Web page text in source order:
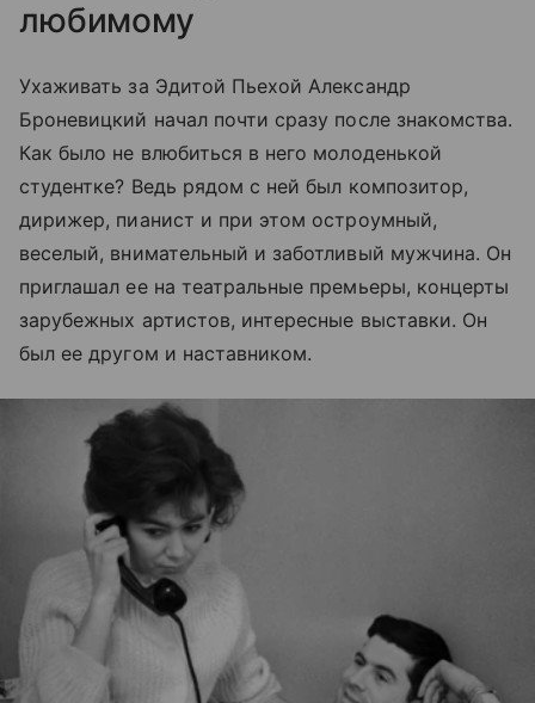
любимому
Ухаживать за Эдитой Пьехой Александр
Броневицкий начал почти сразу после знакомства.
Как было не влюбиться в него молоденькой
студентке? Ведь рядом с ней был композитор,
дирижер, пианист и при этом остроумный,
веселый, внимательный и заботливый мужчина. Он
приглашал ее на театральные премьеры, концерты
зарубежных артистов, интересные выставки. Он
был ее другом и наставником.